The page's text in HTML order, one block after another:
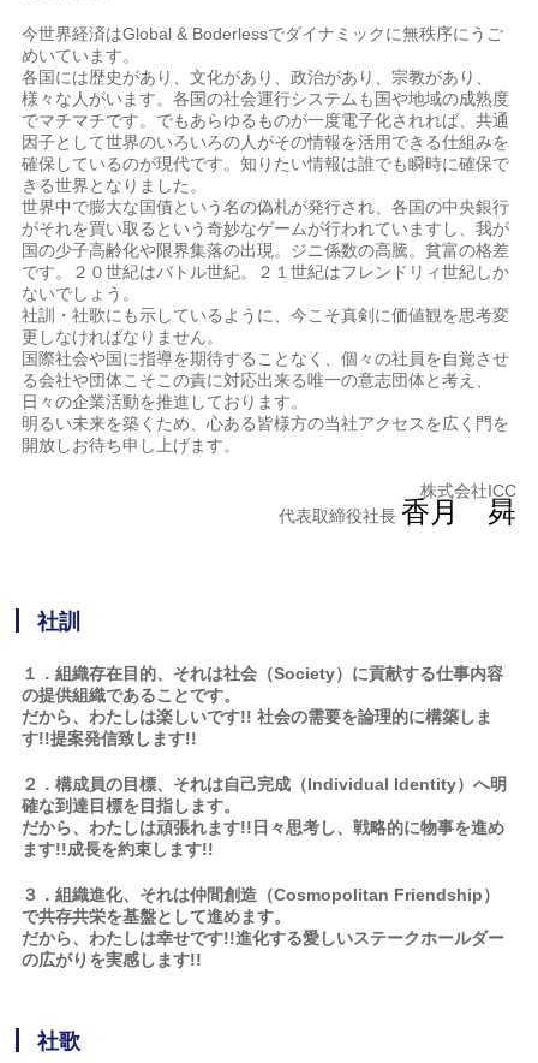
今世界経済はGlobal & Boderlessでダイナミックに無秩序にうご
めいています。
各国には歴史があり、文化があり、政治があり、宗教があり、
様々な人がいます。各国の社会運行システムも国や地域の成熟度
でマチマチです。でもあらゆるものが一度電子化されれば、共通
因子として世界のいろいろの人がその情報を活用できる仕組みを
確保しているのが現代です。知りたい情報は誰でも瞬時に確保で
きる世界となりました。
世界中で膨大な国債という名の偽札が発行され、各国の中央銀行
がそれを買い取るという奇妙なゲームが行われていますし、我が
国の少子高齢化や限界集落の出現。ジニ係数の高騰。貧富の格差
です。２０世紀はバトル世紀。２１世紀はフレンドリィ世紀しか
ないでしょう。
社訓・社歌にも示しているように、今こそ真剣に価値観を思考変
更しなければなりません。
国際社会や国に指導を期待することなく、個々の社員を自覚させ
る会社や団体こそこの責に対応出来る唯一の意志団体と考え、
日々の企業活動を推進しております。
明るい未来を築くため、心ある皆様方の当社アクセスを広く門を
開放しお待ち申し上げます。
株式会社ICC
代表取締役社長 香月 曻
社訓
１．組織存在目的、それは社会（Society）に貢献する仕事内容
の提供組織であることです。
だから、わたしは楽しいです!! 社会の需要を論理的に構築しま
す!!提案発信致します!!
２．構成員の目標、それは自己完成（Individual Identity）へ明
確な到達目標を目指します。
だから、わたしは頑張れます!!日々思考し、戦略的に物事を進め
ます!!成長を約束します!!
３．組織進化、それは仲間創造（Cosmopolitan Friendship）
で共存共栄を基盤として進めます。
だから、わたしは幸せです!!進化する愛しいステークホールダー
の広がりを実感します!!
社歌